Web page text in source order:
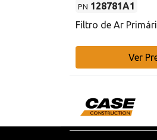
PN 128781A1
Filtro de Ar
Ver